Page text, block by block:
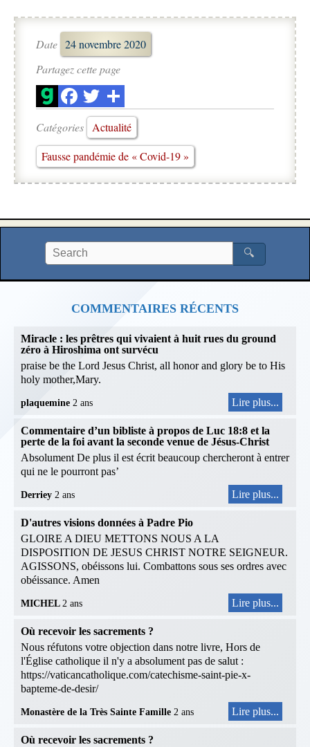
Date 24 novembre 2020
Partagez cette page
Catégories
Actualité
Fausse pandémie de « Covid-19 »
🔍
COMMENTAIRES RÉCENTS
Miracle : les prêtres qui vivaient à huit rues du ground
zéro à Hiroshima ont survécu
praise be the Lord Jesus Christ, all honor and glory be to His
holy mother,Mary.
plaquemine 2 ans Lire plus...
Commentaire d’un bibliste à propos de Luc 18:8 et la
perte de la foi avant la seconde venue de Jésus-Christ
Absolument De plus il est écrit beaucoup chercheront à entrer
qui ne le pourront pas’
Derriey 2 ans Lire plus...
D'autres visions données à Padre Pio
GLOIRE A DIEU METTONS NOUS A LA
DISPOSITION DE JESUS CHRIST NOTRE SEIGNEUR.
AGISSONS, obéissons lui. Combattons sous ses ordres avec
obéissance. Amen
MICHEL 2 ans Lire plus...
Où recevoir les sacrements ?
Nous réfutons votre objection dans notre livre, Hors de
l'Église catholique il n'y a absolument pas de salut :
https://vaticancatholique.com/catechisme-saint-pie-x-
bapteme-de-desir/
Monastère de la Très Sainte Famille 2 ans Lire plus...
Où recevoir les sacrements ?